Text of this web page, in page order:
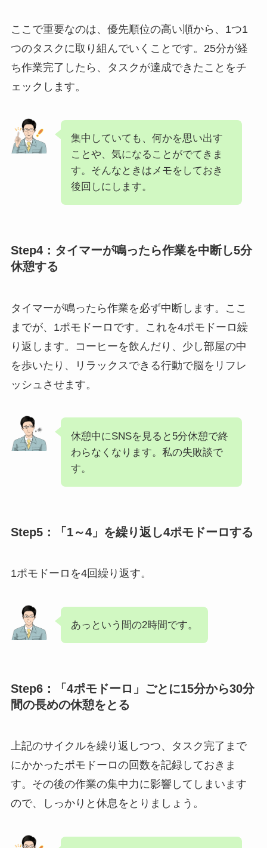
ここで重要なのは、優先順位の高い順から、1つ1
つのタスクに取り組んでいくことです。25分が経
ち作業完了したら、タスクが達成できたことをチ
ェックします。
集中していても、何かを思い出す
ことや、気になることがでてきま
す。そんなときはメモをしておき
後回しにします。
Step4：タイマーが鳴ったら作業を中断し5分
休憩する
タイマーが鳴ったら作業を必ず中断します。ここ
までが、1ポモドーロです。これを4ポモドーロ繰
り返します。コーヒーを飲んだり、少し部屋の中
を歩いたり、リラックスできる行動で脳をリフレ
ッシュさせます。
休憩中にSNSを見ると5分休憩で終
わらなくなります。私の失敗談で
す。
Step5：「1～4」を繰り返し4ポモドーロする
1ポモドーロを4回繰り返す。
あっという間の2時間です。
Step6：「4ポモドーロ」ごとに15分から30分
間の長めの休憩をとる
上記のサイクルを繰り返しつつ、タスク完了まで
にかかったポモドーロの回数を記録しておきま
す。その後の作業の集中力に影響してしまいます
ので、しっかりと休息をとりましょう。